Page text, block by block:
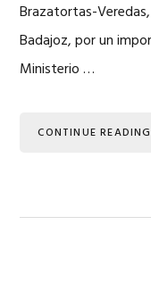
Brazatortas-
Badajoz, por un
Ministerio …
CONTINUE READING